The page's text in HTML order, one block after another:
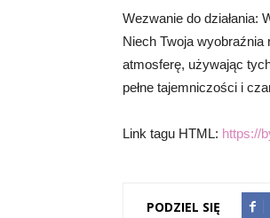
Wezwanie do działania:
Niech Twoja
atmosferę, używając
pełne tajemniczości i
Link tagu HTML: https://
PODZIEL SIĘ